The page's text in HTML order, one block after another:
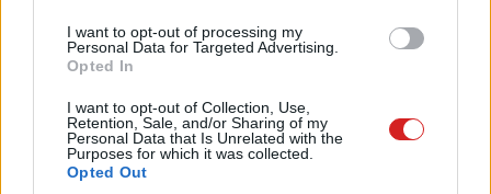
I want to opt-out of processing my
Personal Data for Targeted Advertising.
Opted In
I want to opt-out of Collection, Use,
Retention, Sale, and/or Sharing of my
Personal Data that Is Unrelated with the
Purposes for which it was collected.
Opted Out